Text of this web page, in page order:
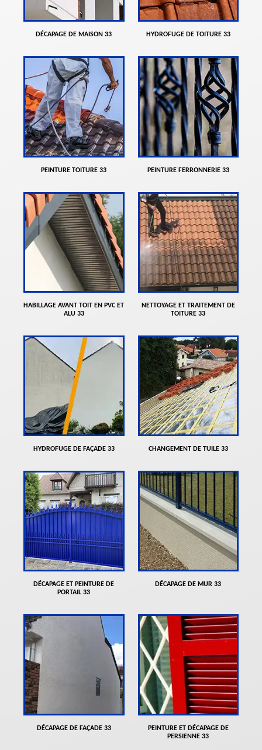
DÉCAPAGE DE MAISON 33 HYDROFUGE DE TOITURE 33
PEINTURE TOITURE 33 PEINTURE FERRONNERIE 33
HABILLAGE AVANT TOIT EN PVC ET
ALU 33
NETTOYAGE ET TRAITEMENT DE
TOITURE 33
HYDROFUGE DE FAÇADE 33 CHANGEMENT DE TUILE 33
DÉCAPAGE ET PEINTURE DE
PORTAIL 33
DÉCAPAGE DE MUR 33
DÉCAPAGE DE FAÇADE 33
PEINTURE ET DÉCAPAGE DE
PERSIENNE 33